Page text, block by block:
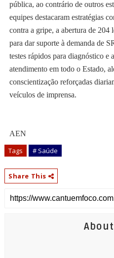
pública, ao contrário de outros
equipes destacaram estratégias
contra a gripe, a abertura de
para dar suporte à demanda de
testes rápidos para diagnóstico e
atendimento em todo o Estado,
conscientização reforçadas
veículos de imprensa.
AEN
Tags # Saúde
Share This